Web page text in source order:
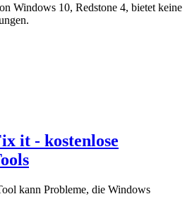
Windows 10, Redstone 4, bietet keine
it - kostenlose
kann Probleme, die Windows